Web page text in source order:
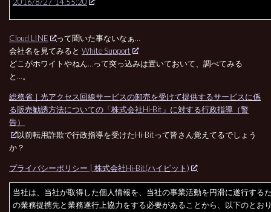
Cloud LINE
って聞いた事ないなぁ…
会社名を見てみると White Support
どこがホワイトやねん…って突っ込みは置いておいて、調べてみる
と…。
総務省｜光アクセス回線サービスの卸売を受けて提供するサービスに係
る販売勧誘方法についての「株式会社Hi-Bit」に対する行政指導（警
告）
以前転用詐欺で行政指導を受けたHi-Bitって皆さん覚えてるでしょう
か？
プライバシーポリシー | 株式会社Hi-Bit(ハイビット)
当社は、当社が取得した個人情報を、当社の事業活動を円滑に遂行する
の業務提携先と業務遂行上協力をする必要があることから、以下のとお